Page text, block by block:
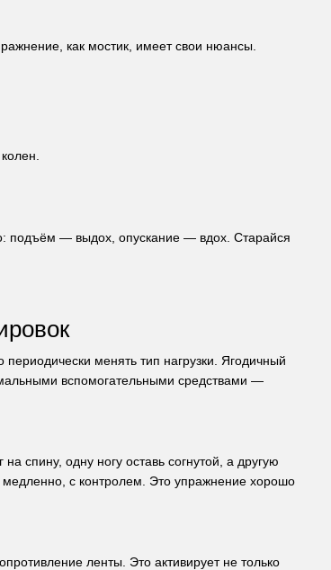
как мостик, имеет свои нюансы.
подъём — выдох, опускание — вдох. Старайся
менять тип нагрузки. Ягодичный
вспомогательными средствами —
спину, одну ногу оставь согнутой, а другую
с контролем. Это упражнение хорошо
ленты. Это активирует не только